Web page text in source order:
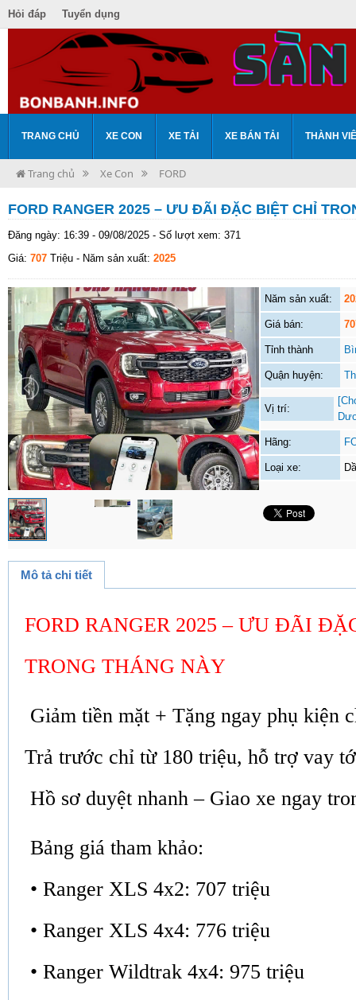
Hỏi đáp Tuyển dụng
TRANG CHỦ XE CON XE TẢI XE BÁN TẢI THÀNH
Trang chủ Xe Con FORD
FORD RANGER 2025 – ƯU ĐÃI ĐẶC BIỆT CHỈ
Đăng ngày: 16:39 - 09/08/2025 - Số lượt xem: 371
Giá: 707 Triệu - Năm sản xuất: 2025
Năm sản xuất:
Giá bán:
Tỉnh thành
Quận huyện:
Vị trí:
Hãng:
Loại xe:
Mô tả chi tiết
FORD RANGER 2025 – ƯU ĐÃI
TRONG THÁNG NÀY
Giảm tiền mặt + Tặng ngay phụ kiện
Trả trước chỉ từ 180 triệu, hỗ trợ vay
Hồ sơ duyệt nhanh – Giao xe ngay
Bảng giá tham khảo:
• Ranger XLS 4x2: 707 triệu
• Ranger XLS 4x4: 776 triệu
• Ranger Wildtrak 4x4: 975 triệu